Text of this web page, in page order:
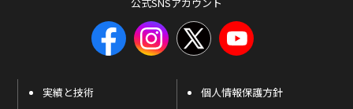
実績と技術
個人情報保護方針